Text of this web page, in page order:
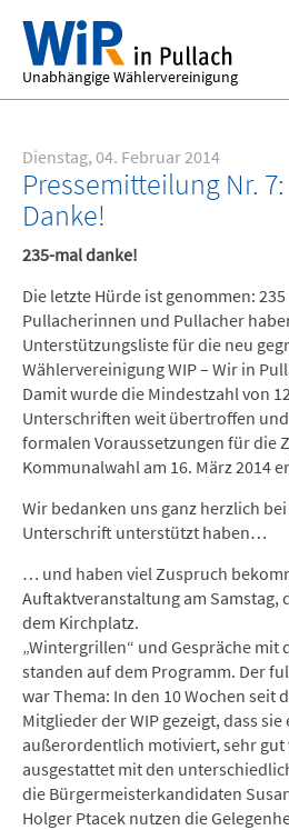
Unabhängige Wählervereinigung
Dienstag, 04. Februar 2014
Pressemitteilung Nr. 7:
Danke!
235-mal danke!
Die letzte Hürde ist genommen:
Pullacherinnen und Pullacher
Unterstützungsliste für die neu
Wählervereinigung WIP – Wir in
Damit wurde die Mindestzahl von
Unterschriften weit übertroffen
formalen Voraussetzungen für die
Kommunalwahl am 16. März 2014
Wir bedanken uns ganz herzlich
Unterschrift unterstützt haben…
… und haben viel Zuspruch
Auftaktveranstaltung am Samstag,
dem Kirchplatz.
„Wintergrillen“ und Gespräche mit
standen auf dem Programm. Der
war Thema: In den 10 Wochen seit
Mitglieder der WIP gezeigt, dass
außerordentlich motiviert, sehr gut
ausgestattet mit den
die Bürgermeisterkandidaten
Holger Ptacek nutzen die